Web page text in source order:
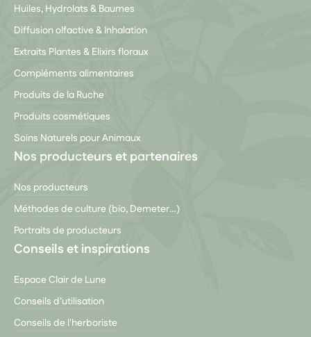
Huiles, Hydrolats & Baumes
Diffusion olfactive & Inhalation
Extraits Plantes & Elixirs floraux
Compléments alimentaires
Produits de la Ruche
Produits cosmétiques
Soins Naturels pour Animaux
Nos producteurs et partenaires
Nos producteurs
Méthodes de culture (bio, Demeter…)
Portraits de producteurs
Conseils et inspirations
Espace Clair de Lune
Conseils d’utilisation
Conseils de l'herboriste